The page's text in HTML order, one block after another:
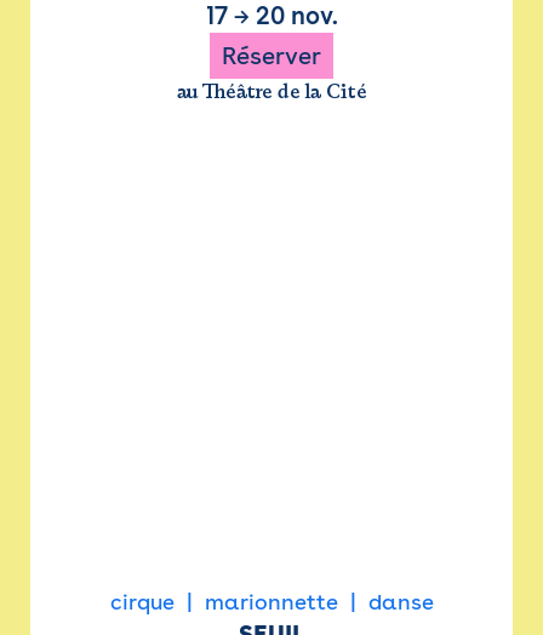
17→ 20 nov.
Réserver
au Théâtre de la Cité
cirque marionnette danse